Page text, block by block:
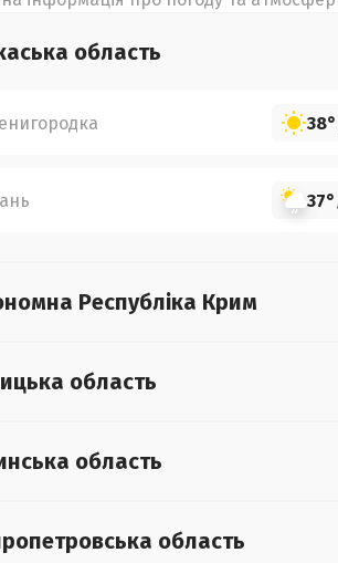
область
38°
37°
Республіка Крим
область
область
область